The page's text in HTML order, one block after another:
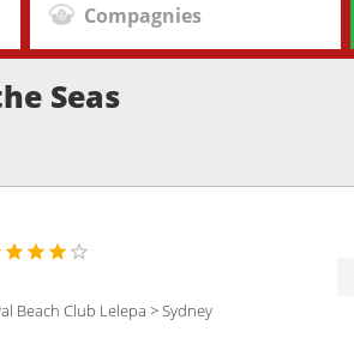
Compagnies
Seas
Beach Club Lelepa > Sydney